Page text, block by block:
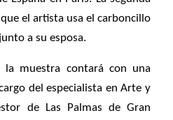
el artista usa el carboncillo
a su esposa.
la muestra contará con una
del especialista en Arte y
de Las Palmas de Gran